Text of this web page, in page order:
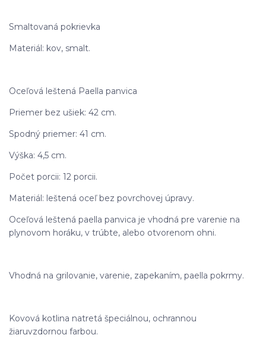
Smaltovaná pokrievka
Materiál: kov, smalt.
Oceľová leštená Paella panvica
Priemer bez ušiek: 42 cm.
Spodný priemer: 41 cm.
Výška: 4,5 cm.
Počet porcii: 12 porcii.
Materiál: leštená oceľ bez povrchovej úpravy.
Oceľová leštená paella panvica je vhodná pre varenie na
plynovom horáku, v trúbte, alebo otvorenom ohni.
Vhodná na grilovanie, varenie, zapekaním, paella pokrmy.
Kovová kotlina natretá špeciálnou, ochrannou
žiaruvzdornou farbou.